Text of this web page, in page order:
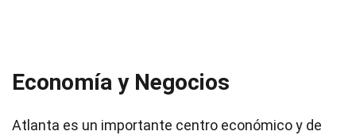
Economía y Negocios
Atlanta es un importante centro económico y de